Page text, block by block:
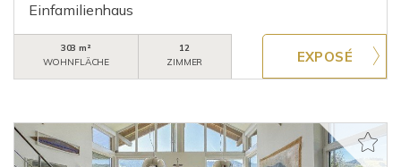
Einfamilienhaus
303 m²
WOHNFLÄCHE
12
ZIMMER